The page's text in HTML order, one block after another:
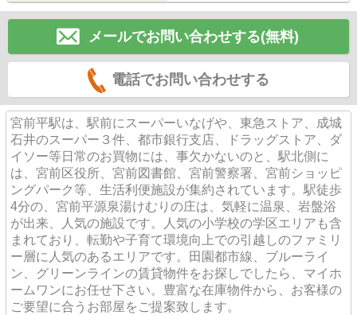
メールでお問い合わせする(無料)
電話でお問い合わせする
宮前平駅は、駅前にスーパーいなげや、東急ストア、成城
石井のスーパー３件、都市銀行支店、ドラッグストア、ダ
イソー等日常のお買物には、事欠かないのと、駅北側に
は、宮前区役所、宮前図書館、宮前警察署、宮前ショッピ
ングパーク等、生活利便施設が集約されています。駅徒歩
4分の、宮前平源泉湯けむりの庄は、気軽に温泉、岩盤浴
が出来、人気の施設です。人気の小学校の学区エリアも含
まれており、転勤や子育て環境向上での引越しのファミリ
ー層に人気のあるエリアです。田園都市線、ブルーライ
ン、グリーンラインの賃貸物件をお探しでしたら、マイホ
ームワンにお任せ下さい。豊富な在庫物件から、お客様の
ご要望に合うお部屋をご提案致します。